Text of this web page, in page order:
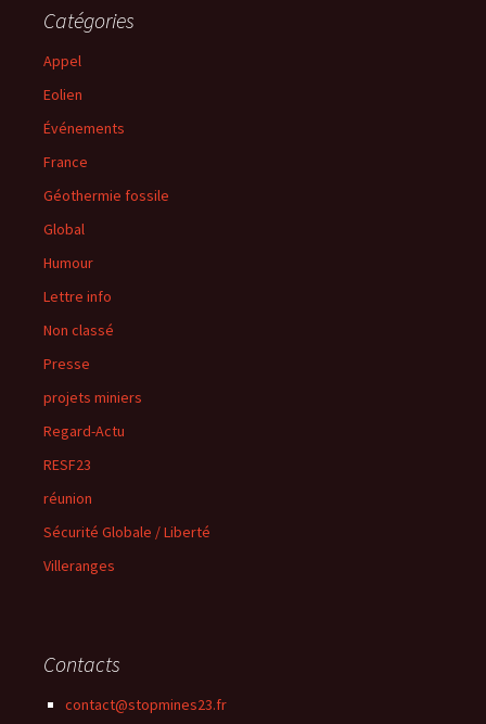
Catégories
Appel
Eolien
Événements
France
Géothermie fossile
Global
Humour
Lettre info
Non classé
Presse
projets miniers
Regard-Actu
RESF23
réunion
Sécurité Globale / Liberté
Villeranges
Contacts
contact@stopmines23.fr